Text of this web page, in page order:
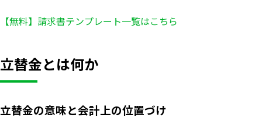
【無料】請求書テンプレート一覧はこちら
立替金とは何か
立替金の意味と会計上の位置づけ